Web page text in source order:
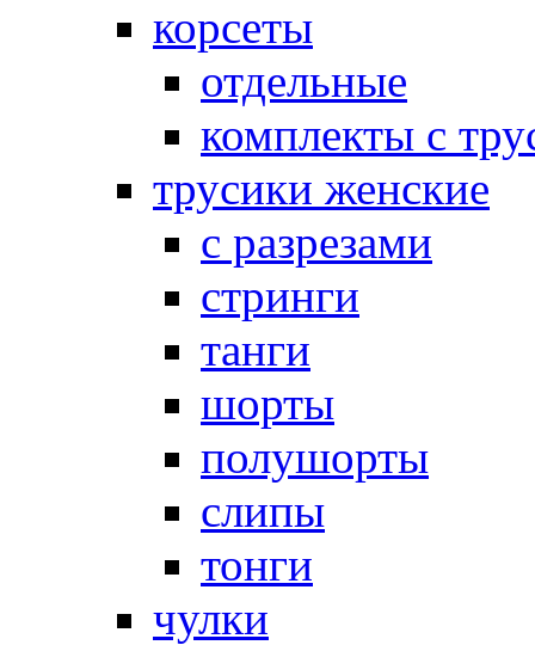
корсеты
отдельные
комплекты с
трусики женские
с разрезами
стринги
танги
шорты
полушорты
слипы
тонги
чулки